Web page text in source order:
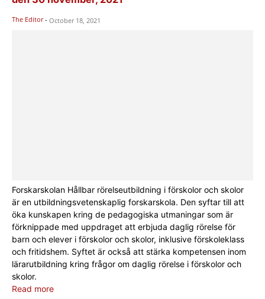
The Editor - October 18, 2021
Forskarskolan Hållbar rörelseutbildning i förskolor och skolor
är en utbildningsvetenskaplig forskarskola. Den syftar till att
öka kunskapen kring de pedagogiska utmaningar som är
förknippade med uppdraget att erbjuda daglig rörelse för
barn och elever i förskolor och skolor, inklusive förskoleklass
och fritidshem. Syftet är också att stärka kompetensen inom
lärarutbildning kring frågor om daglig rörelse i förskolor och
skolor.
Read more